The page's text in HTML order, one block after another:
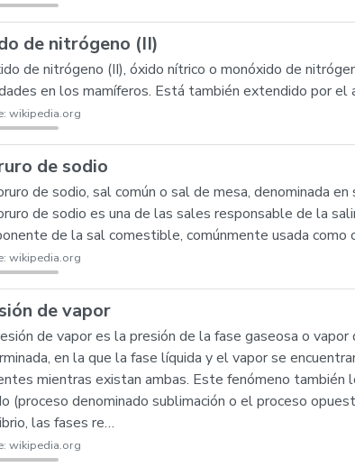
de nitrógeno (II)
de nitrógeno (II), óxido nítrico o monóxido de
en los mamíferos. Está también extendido por
wikipedia.org
de sodio
de sodio, sal común o sal de mesa, denominada
de sodio es una de las sales responsable de la
de la sal comestible, comúnmente usada como
wikipedia.org
de vapor
de vapor es la presión de la fase gaseosa o
en la que la fase líquida y el vapor se
mientras existan ambas. Este fenómeno
(proceso denominado sublimación o el proceso
las fases re…
wikipedia.org